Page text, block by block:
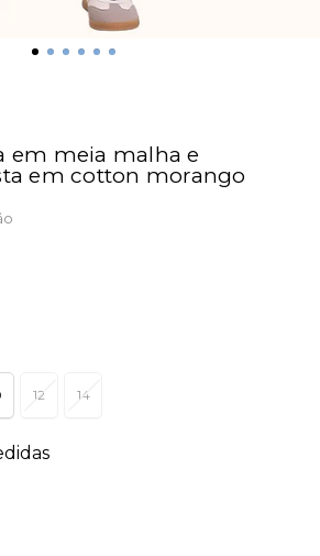
em meia malha e
em cotton morango
12 14